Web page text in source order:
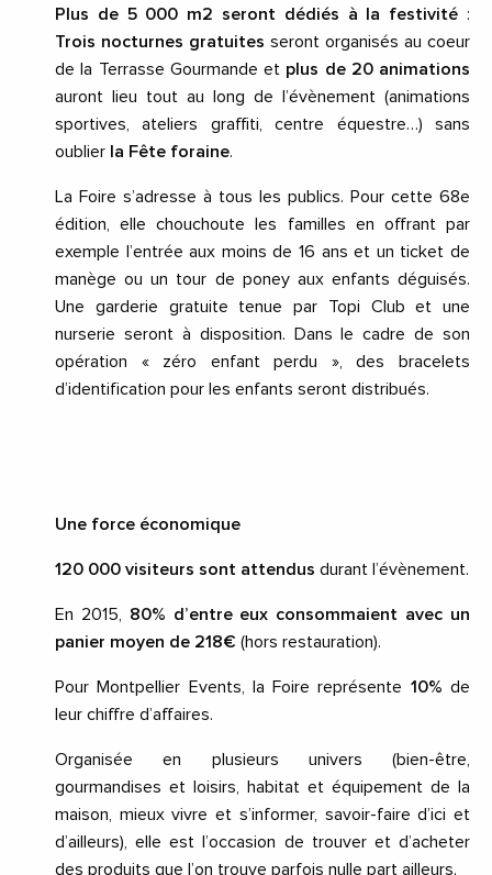
Plus de 5 000 m2 seront dédiés à la festivité :
Trois nocturnes gratuites seront organisés au coeur
de la Terrasse Gourmande et plus de 20 animations
auront lieu tout au long de l’évènement (animations
sportives, ateliers graffiti, centre équestre…) sans
oublier la Fête foraine.
La Foire s’adresse à tous les publics. Pour cette 68e
édition, elle chouchoute les familles en offrant par
exemple l’entrée aux moins de 16 ans et un ticket de
manège ou un tour de poney aux enfants déguisés.
Une garderie gratuite tenue par Topi Club et une
nurserie seront à disposition. Dans le cadre de son
opération « zéro enfant perdu », des bracelets
d’identification pour les enfants seront distribués.
Une force économique
120 000 visiteurs sont attendus durant l’évènement.
En 2015, 80% d’entre eux consommaient avec un
panier moyen de 218€ (hors restauration).
Pour Montpellier Events, la Foire représente 10% de
leur chiffre d’affaires.
Organisée en plusieurs univers (bien-être,
gourmandises et loisirs, habitat et équipement de la
maison, mieux vivre et s’informer, savoir-faire d’ici et
d’ailleurs), elle est l’occasion de trouver et d’acheter
des produits que l’on trouve parfois nulle part ailleurs.